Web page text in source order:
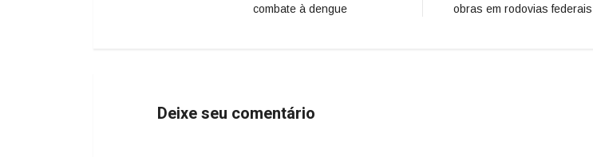
combate à dengue
obras em rodovias federais
Deixe seu comentário